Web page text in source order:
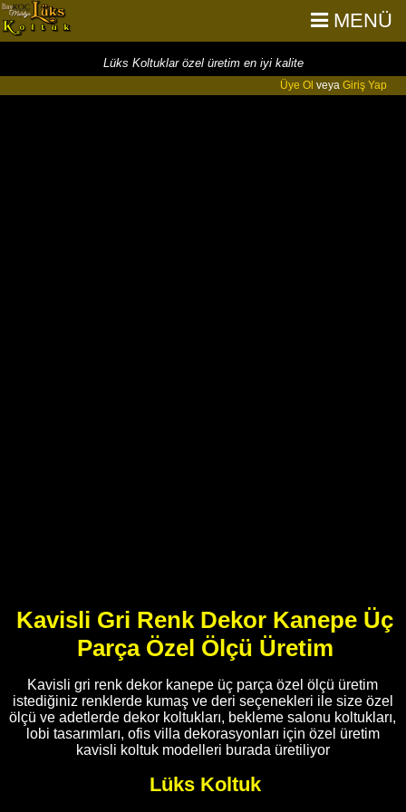
MENÜ
Lüks Koltuklar özel üretim en iyi kalite
Üye Ol veya Giriş Yap
Kavisli Gri Renk Dekor Kanepe Üç
Parça Özel Ölçü Üretim
Kavisli gri renk dekor kanepe üç parça özel ölçü üretim
istediğiniz renklerde kumaş ve deri seçenekleri ile size özel
ölçü ve adetlerde dekor koltukları, bekleme salonu koltukları,
lobi tasarımları, ofis villa dekorasyonları için özel üretim
kavisli koltuk modelleri burada üretiliyor
Lüks Koltuk